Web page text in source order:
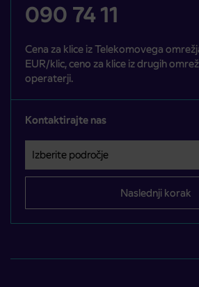
090 74 11
Cena za klice iz Telekomovega
EUR/klic, ceno za klice iz drugih
operaterji.
Kontaktirajte nas
Izberite področje
Področje je obvezno izbrati.
Naslednji korak